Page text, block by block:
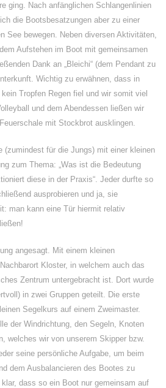
ging. Nach anfänglichen Schlangenlinien
die Bootsbesatzungen aber zu einer
See bewegen. Neben diversen Aktivitäten,
Aufstehen im Boot mit gemeinsamen
Dank an „Bleichi“ (dem Pendant zu
Wichtig zu erwähnen, dass in
Tropfen Regen fiel und wir somit viel
und dem Abendessen ließen wir
mit Stockbrot ausklingen.
(zumindest für die Jungs) mit einer kleinen
zum Thema: „Was ist die Bedeutung
diese in der Praxis“. Jeder durfte so
ausprobieren und ja, sie
man kann eine Tür hiermit relativ
angesagt. Mit einem kleinen
Kloster, in welchem auch das
Zentrum untergebracht ist. Dort wurde
in zwei Gruppen geteilt. Die erste
Segelkurs auf einem Zweimaster.
der Windrichtung, den Segeln, Knoten
welches wir von unserem Skipper bzw.
seine persönliche Aufgabe, um beim
dem Ausbalancieren des Bootes zu
dass so ein Boot nur gemeinsam auf